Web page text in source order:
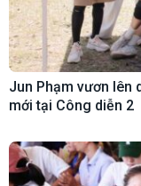
Jun Phạm vươn lên
mới tại Công diễn 2